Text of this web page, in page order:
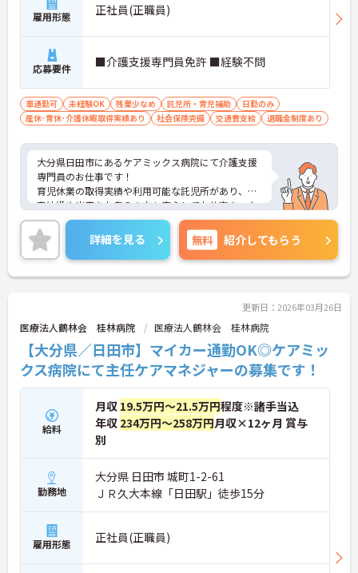
雇用形態 正社員(正職員)
応募要件 ■介護支援専門員免許 ■経験不問
車通勤可 未経験OK 残業少なめ 託児所・育児補助
日勤のみ
産休･育休･介護休暇取得実績あり
社会保険完備 交通費支給 退職金制度あり
大分県日田市にあるケアミックス病院にて介護支援
専門員のお仕事です！
育児休業の取得実績や利用可能な託児所があり、将
来結婚や出産をお考えの方も安心してお仕事をスタ
ートできます♪
ご興味がある方は是非一度マイナビまでお問い合わ
せください。さらに詳細などお伝えします！
詳細を見る 無料 紹介してもらう
更新日：2026年03月26日
医療法人鶴林会 桂林病院 医療法人鶴林会 桂林病院
【大分県／日田市】マイカー通勤OK◎ケアミッ
クス病院にて主任ケアマネジャーの募集です！
給料
月収 19.5万円～21.5万円程度※諸手当込
年収 234万円～258万円月収×12ヶ月 賞与
別
勤務地
大分県 日田市 城町1-2-61
ＪＲ久大本線「日田駅」徒歩15分
雇用形態 正社員(正職員)